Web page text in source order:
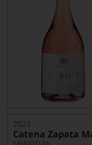
2022
Catena Zapata